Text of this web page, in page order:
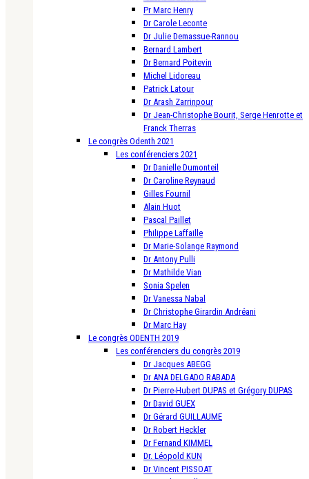
Pr Marc Henry
Dr Carole Leconte
Dr Julie Demassue-Rannou
Bernard Lambert
Dr Bernard Poitevin
Michel Lidoreau
Patrick Latour
Dr Arash Zarrinpour
Dr Jean-Christophe Bourit, Serge Henrotte et
Franck Therras
Le congrès Odenth 2021
Les conférenciers 2021
Dr Danielle Dumonteil
Dr Caroline Reynaud
Gilles Fournil
Alain Huot
Pascal Paillet
Philippe Laffaille
Dr Marie-Solange Raymond
Dr Antony Pulli
Dr Mathilde Vian
Sonia Spelen
Dr Vanessa Nabal
Dr Christophe Girardin Andréani
Dr Marc Hay
Le congrès ODENTH 2019
Les conférenciers du congrès 2019
Dr Jacques ABEGG
Dr ANA DELGADO RABADA
Dr Pierre-Hubert DUPAS et Grégory DUPAS
Dr David GUEX
Dr Gérard GUILLAUME
Dr Robert Heckler
Dr Fernand KIMMEL
Dr. Léopold KUN
Dr Vincent PISSOAT